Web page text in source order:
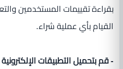
بقراءة تقييمات المستخدمين
القيام بأي عملية شراء.
- قم بتحميل التطبيقات